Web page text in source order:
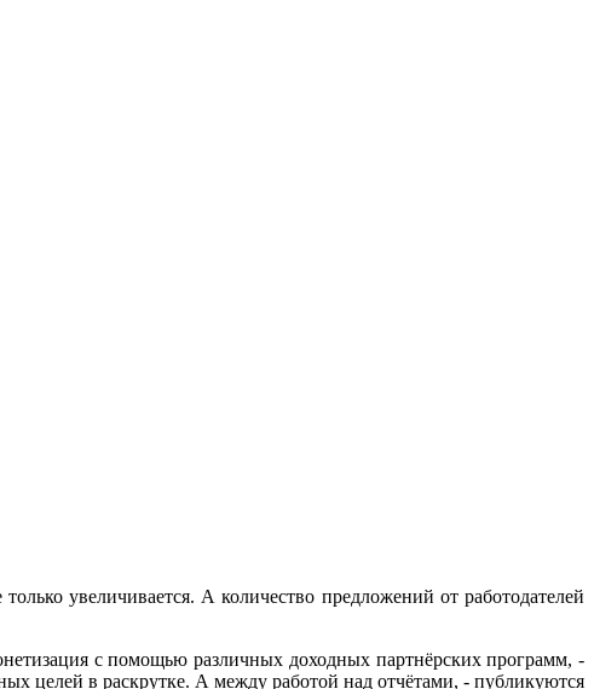
увеличивается. А количество предложений от работодателей
с помощью различных доходных партнёрских программ, -
целей в раскрутке. А между работой над отчётами, - публикуются